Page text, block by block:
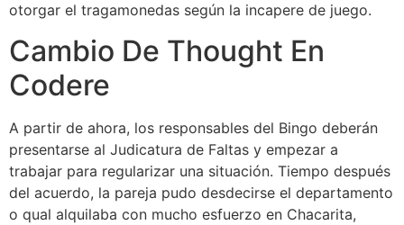
otorgar el tragamonedas según la incapere de juego.
Cambio De Thought En
Codere
A partir de ahora, los responsables del Bingo deberán
presentarse al Judicatura de Faltas y empezar a
trabajar para regularizar una situación. Tiempo después
del acuerdo, la pareja pudo desdecirse el departamento
o qual alquilaba con mucho esfuerzo en Chacarita,